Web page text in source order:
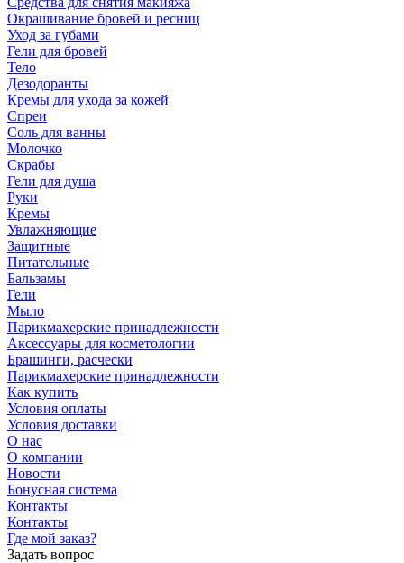
Окрашивание бровей и ресниц
Уход за губами
Гели для бровей
Тело
Дезодоранты
Кремы для ухода за кожей
Спреи
Соль для ванны
Молочко
Скрабы
Гели для душа
Руки
Кремы
Увлажняющие
Защитные
Питательные
Бальзамы
Гели
Мыло
Парикмахерские принадлежности
Аксессуары для косметологии
Брашинги, расчески
Парикмахерские принадлежности
Как купить
Условия оплаты
Условия доставки
О нас
О компании
Новости
Бонусная система
Контакты
Контакты
Где мой заказ?
Задать вопрос